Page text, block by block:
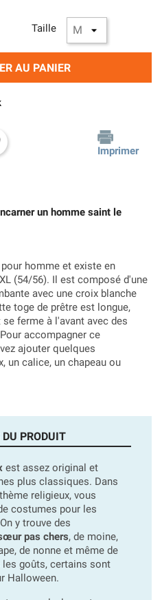
Taille
AU PANIER
Imprimer
un homme saint le
homme et existe en
(54/56). Il est composé d'une
avec une croix blanche
toge de prêtre est longue,
ferme à l'avant avec des
accompagner ce
ajouter quelques
un calice, un chapeau ou
PRODUIT
est assez original et
plus classiques. Dans
religieux, vous
costumes pour les
y trouve des
pas chers, de moine,
de nonne et même de
goûts, certains sont
Halloween.